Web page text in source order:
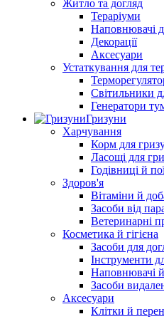
Житло та догляд
Тераріуми
Наповнювачі
Декорації
Аксесуари
Устаткування для
Світильники
Генератори
Гризуни
Харчування
Корм для
Ласощі для
Годівниці й
Здоров'я
Вітаміни й
Засоби від
Ветеринарні
Косметика й гігієна
Засоби для
Інструменти
Наповнювачі
Засоби
Аксесуари
Клітки й